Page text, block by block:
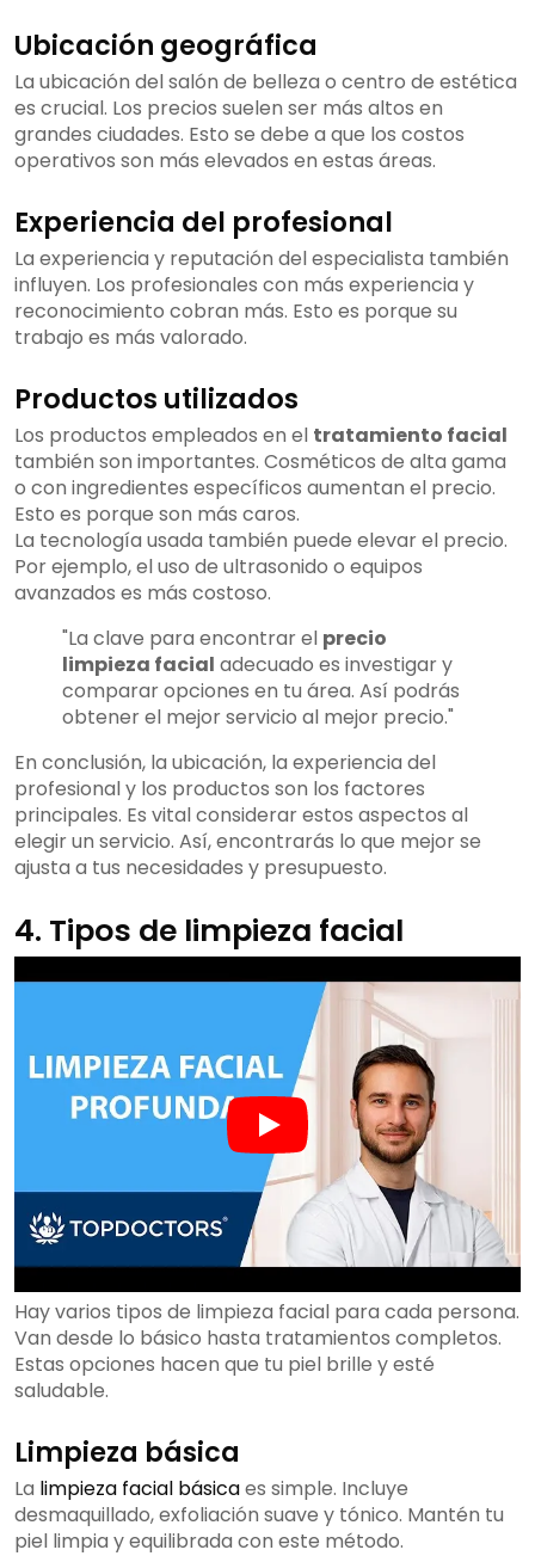
Ubicación geográfica
La ubicación del salón de belleza o centro de estética
es crucial. Los precios suelen ser más altos en
grandes ciudades. Esto se debe a que los costos
operativos son más elevados en estas áreas.
Experiencia del profesional
La experiencia y reputación del especialista también
influyen. Los profesionales con más experiencia y
reconocimiento cobran más. Esto es porque su
trabajo es más valorado.
Productos utilizados
Los productos empleados en el tratamiento facial
también son importantes. Cosméticos de alta gama
o con ingredientes específicos aumentan el precio.
Esto es porque son más caros.
La tecnología usada también puede elevar el precio.
Por ejemplo, el uso de ultrasonido o equipos
avanzados es más costoso.
"La clave para encontrar el precio
limpieza facial adecuado es investigar y
comparar opciones en tu área. Así podrás
obtener el mejor servicio al mejor precio."
En conclusión, la ubicación, la experiencia del
profesional y los productos son los factores
principales. Es vital considerar estos aspectos al
elegir un servicio. Así, encontrarás lo que mejor se
ajusta a tus necesidades y presupuesto.
4. Tipos de limpieza facial
Hay varios tipos de limpieza facial para cada persona.
Van desde lo básico hasta tratamientos completos.
Estas opciones hacen que tu piel brille y esté
saludable.
Limpieza básica
La limpieza facial básicaes simple. Incluye
desmaquillado, exfoliación suave y tónico. Mantén tu
piel limpia y equilibrada con este método.